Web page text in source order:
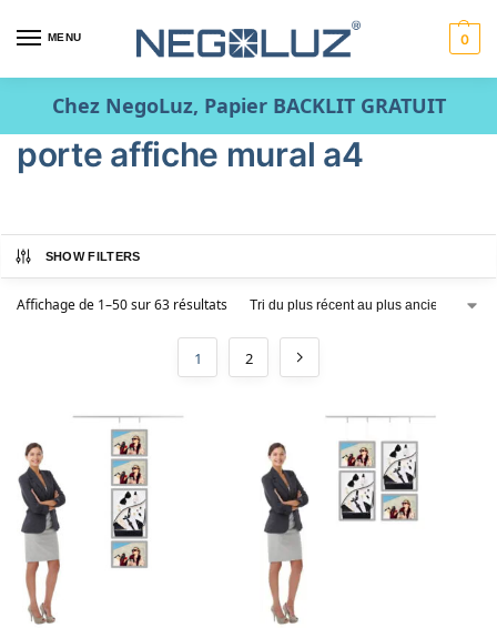
MENU 0
Chez NegoLuz, Papier BACKLIT GRATUIT
porte affiche mural a4
SHOW FILTERS
Affichage de 1–50 sur 63 résultats
1 2